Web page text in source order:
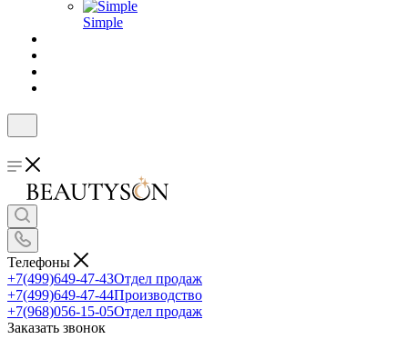
Simple
Телефоны
+7(499)649-47-43Отдел продаж
+7(499)649-47-44Производство
+7(968)056-15-05Отдел продаж
Заказать звонок